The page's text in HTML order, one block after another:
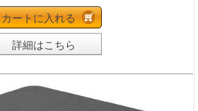
カートに入れる
詳細はこちら